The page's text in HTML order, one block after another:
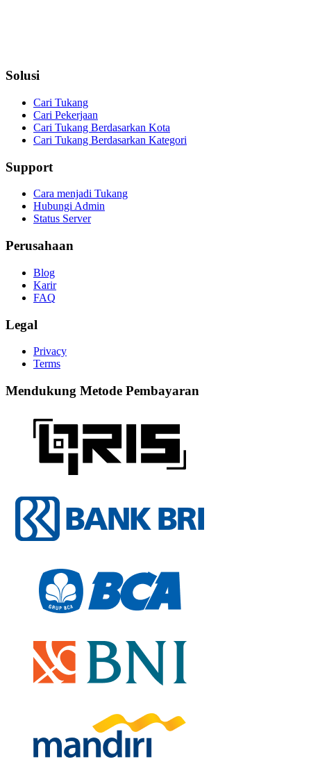
Solusi
Cari Tukang
Cari Pekerjaan
Cari Tukang Berdasarkan Kota
Cari Tukang Berdasarkan Kategori
Support
Cara menjadi Tukang
Hubungi Admin
Status Server
Perusahaan
Blog
Karir
FAQ
Legal
Privacy
Terms
Mendukung Metode Pembayaran